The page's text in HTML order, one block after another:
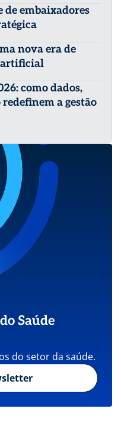
de embaixadores
nova era de
artificial
como dados,
a gestão
Saúde
do setor da saúde.